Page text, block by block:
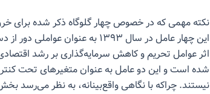
نکته مهمی که در خصوص چهار گلوگاه ذکر شده برای
این چهار عامل در سال ۱۳۹۳ به‌
شده است و این دو عامل به عنوان متغیرهای تحت
نیستند. چراکه با نگاهی واقع‌بینانه، به نظر می‌رسد